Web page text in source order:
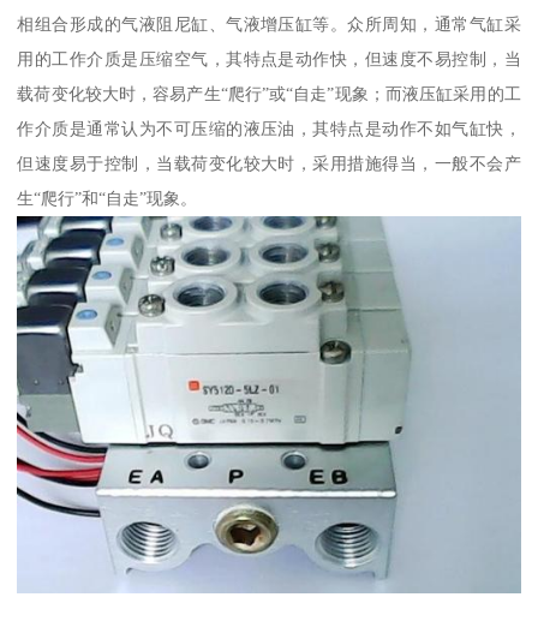
相组合形成的气液阻尼缸、气液增压缸等。众所周知，通常气缸采
用的工作介质是压缩空气，其特点是动作快，但速度不易控制，当
载荷变化较大时，容易产生“爬行”或“自走”现象；而液压缸采用的工
作介质是通常认为不可压缩的液压油，其特点是动作不如气缸快，
但速度易于控制，当载荷变化较大时，采用措施得当，一般不会产
生“爬行”和“自走”现象。